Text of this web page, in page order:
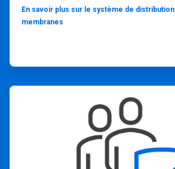
En savoir plus sur le système de
membranes
ArticleTile